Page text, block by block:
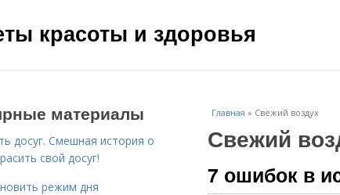
красоты и здоровья
Главная » Свежий воздух
Свежий
7 ошибок в
материалы
досуг. Смешная история о
свой досуг!
режим дня